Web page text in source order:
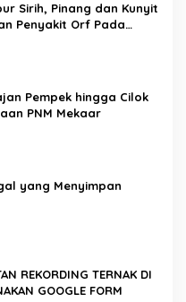
Sirih, Pinang dan Kunyit
Penyakit Orf Pada
Pempek hingga Cilok
PNM Mekaar
yang Menyimpan
REKORDING TERNAK DI
GOOGLE FORM